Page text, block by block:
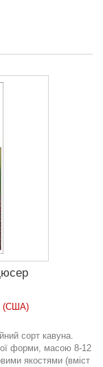
(США)
сорт кавуна.
форми, масою 8-12
якостями (вміст